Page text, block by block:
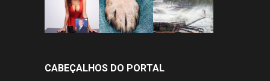
CABEÇALHOS DO PORTAL